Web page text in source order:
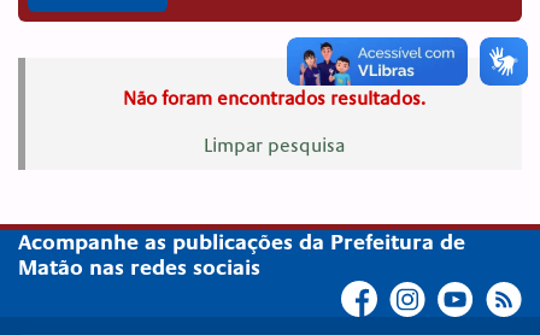
Não foram encontrados resultados.
Limpar pesquisa
Acompanhe as publicações da Prefeitura de
Matão nas redes sociais